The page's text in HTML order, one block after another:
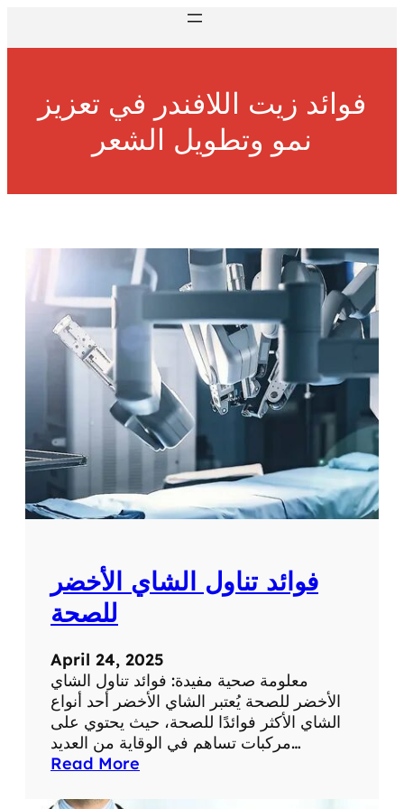
فوائد زيت اللافندر في تعزيز
نمو وتطويل الشعر
فوائد تناول الشاي الأخضر
للصحة
April 24, 2025
معلومة صحية مفيدة: فوائد تناول الشاي
الأخضر للصحة يُعتبر الشاي الأخضر أحد أنواع
الشاي الأكثر فوائدًا للصحة، حيث يحتوي على
مركبات تساهم في الوقاية من العديد…
Read More